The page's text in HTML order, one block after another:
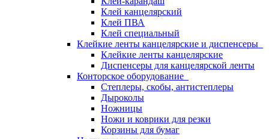
Клей канцелярский
Клей ПВА
Клей специальный
Клейкие ленты канцелярские и диспенсеры
Клейкие ленты канцелярские
Диспенсеры для канцелярской ленты
Конторское оборудование
Степлеры, скобы, антистеплеры
Дыроколы
Ножницы
Ножи и коврики для резки
Корзины для бумаг